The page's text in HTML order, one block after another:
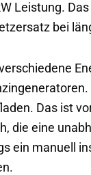
Leistung.
bei
Das ist
die eine
ein manuell